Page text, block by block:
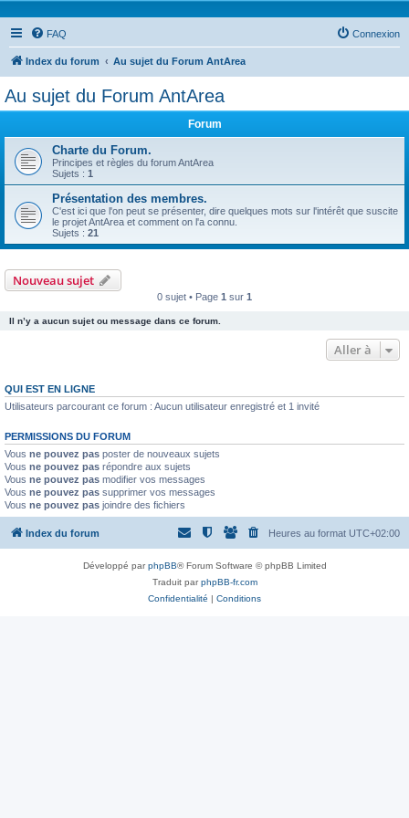
FAQ Connexion
Index du forum Au sujet du Forum AntArea
Au sujet du Forum AntArea
Forum
Charte du Forum.
Principes et règles du forum AntArea
Sujets : 1
Présentation des membres.
C'est ici que l'on peut se présenter, dire quelques mots sur l'intérêt que suscite
le projet AntArea et comment on l'a connu.
Sujets : 21
Nouveau sujet
0 sujet • Page 1 sur 1
Il n’y a aucun sujet ou message dans ce forum.
Aller à
QUI EST EN LIGNE
Utilisateurs parcourant ce forum : Aucun utilisateur enregistré et 1 invité
PERMISSIONS DU FORUM
Vous ne pouvez pas poster de nouveaux sujets
Vous ne pouvez pas répondre aux sujets
Vous ne pouvez pas modifier vos messages
Vous ne pouvez pas supprimer vos messages
Vous ne pouvez pas joindre des fichiers
Index du forum Heures au format UTC+02:00
Développé parphpBB® Forum Software © phpBB Limited
Traduit parphpBB-fr.com
Confidentialité | Conditions